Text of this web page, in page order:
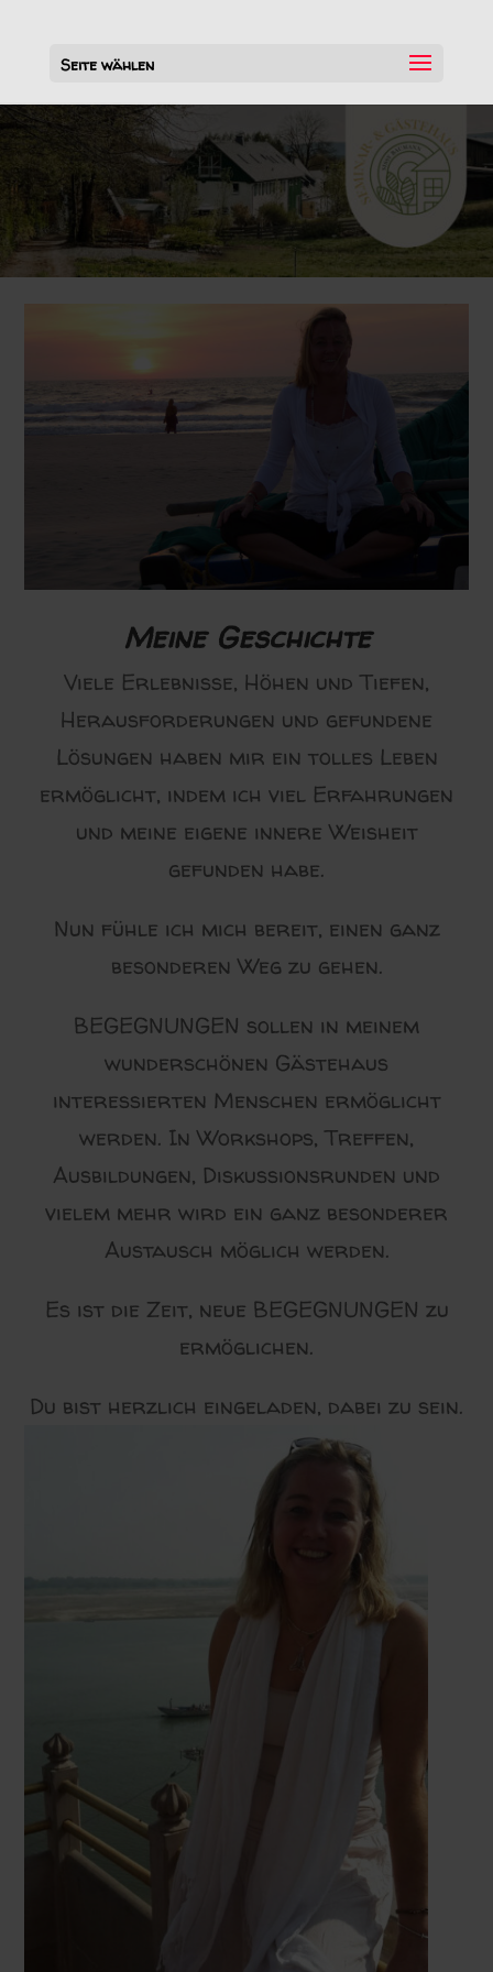
Seite wählen
Meine Geschichte
Viele Erlebnisse, Höhen und Tiefen,
Herausforderungen und gefundene
Lösungen haben mir ein tolles Leben
ermöglicht, indem ich viel Erfahrungen
und meine eigene innere Weisheit
gefunden habe.
Nun fühle ich mich bereit, einen ganz
besonderen Weg zu gehen.
BEGEGNUNGEN sollen in meinem
wunderschönen Gästehaus
interessierten Menschen ermöglicht
werden. In Workshops, Treffen,
Ausbildungen, Diskussionsrunden und
vielem mehr wird ein ganz besonderer
Austausch möglich werden.
Es ist die Zeit, neue BEGEGNUNGEN zu
ermöglichen.
Du bist herzlich eingeladen, dabei zu sein.